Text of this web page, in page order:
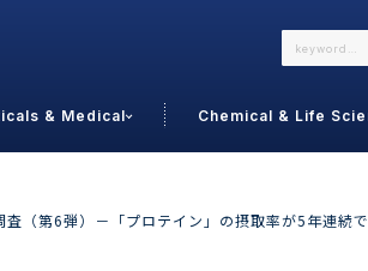
& Medical Chemical & Life
ちら お問い合わせ
第6弾）－「プロテイン」の摂取率が5年連続